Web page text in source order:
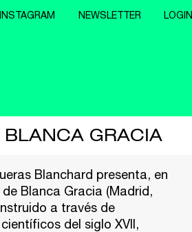
INSTAGRAM NEWSLETTER LOGIN
GRACIA
Blanchard presenta, en
Blanca Gracia (Madrid,
a través de
del siglo XVII,